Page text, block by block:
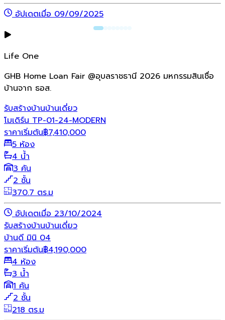
อัปเดตเมื่อ 09/09/2025
Life One
GHB Home Loan Fair @อุบลราชธานี 2026 มหกรรมสินเชื่อ
บ้านจาก ธอส.
รับสร้างบ้านบ้านเดี่ยว
โมเดิร์น TP-01-24-MODERN
ราคาเริ่มต้น฿7,410,000
5 ห้อง
4 น้ำ
3 คัน
2 ชั้น
370.7 ตร.ม
อัปเดตเมื่อ 23/10/2024
รับสร้างบ้านบ้านเดี่ยว
บ้านดี มินิ 04
ราคาเริ่มต้น฿4,190,000
4 ห้อง
3 น้ำ
1 คัน
2 ชั้น
218 ตร.ม